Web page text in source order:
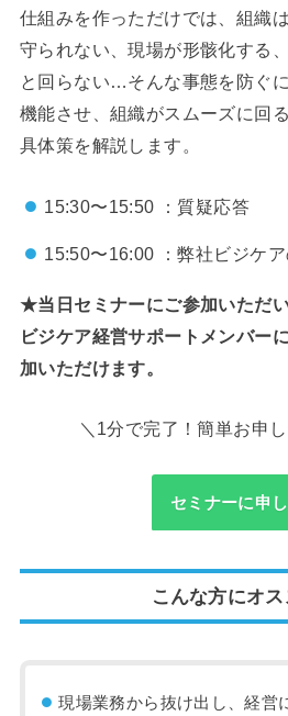
仕組みを作っただけでは、組織
守られない、現場が形骸化する
と回らない…そんな事態を防ぐ
機能させ、組織がスムーズに回
具体策を解説します。
15:30〜15:50 ：質疑応答
15:50〜16:00 ：弊社ビジケ
★当日セミナーにご参加いただ
ビジケア経営サポートメンバー
加いただけます。
＼1分で完了！簡単お申
セミナーに申
こんな方にオス
現場業務から抜け出し、経営